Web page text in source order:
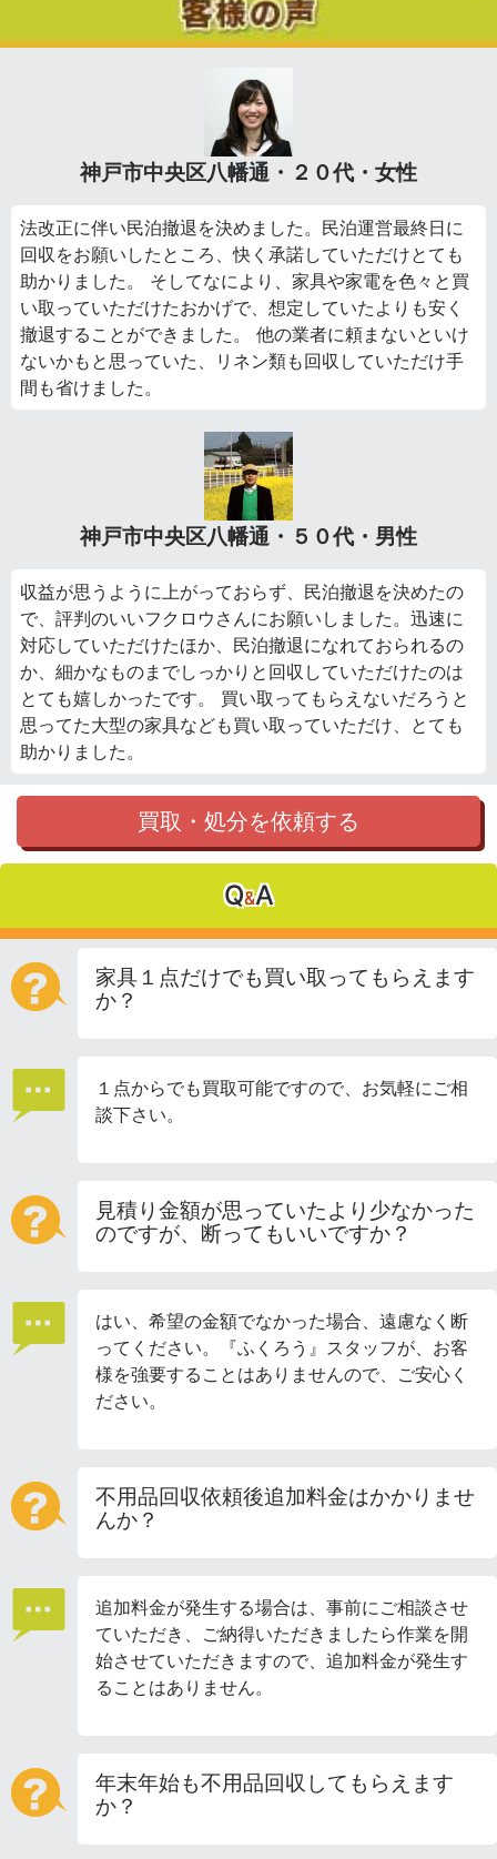
神戸市中央区八幡通・２０代・女性
法改正に伴い民泊撤退を決めました。民泊運営最終日に
回収をお願いしたところ、快く承諾していただけとても
助かりました。 そしてなにより、家具や家電を色々と買
い取っていただけたおかげで、想定していたよりも安く
撤退することができました。 他の業者に頼まないといけ
ないかもと思っていた、リネン類も回収していただけ手
間も省けました。
神戸市中央区八幡通・５０代・男性
収益が思うように上がっておらず、民泊撤退を決めたの
で、評判のいいフクロウさんにお願いしました。迅速に
対応していただけたほか、民泊撤退になれておられるの
か、細かなものまでしっかりと回収していただけたのは
とても嬉しかったです。 買い取ってもらえないだろうと
思ってた大型の家具なども買い取っていただけ、とても
助かりました。
買取・処分を依頼する
Q&A
家具１点だけでも買い取ってもらえます
か？
１点からでも買取可能ですので、お気軽にご相
談下さい。
見積り金額が思っていたより少なかった
のですが、断ってもいいですか？
はい、希望の金額でなかった場合、遠慮なく断
ってください。『ふくろう』スタッフが、お客
様を強要することはありませんので、ご安心く
ださい。
不用品回収依頼後追加料金はかかりませ
んか？
追加料金が発生する場合は、事前にご相談させ
ていただき、ご納得いただきましたら作業を開
始させていただきますので、追加料金が発生す
ることはありません。
年末年始も不用品回収してもらえます
か？